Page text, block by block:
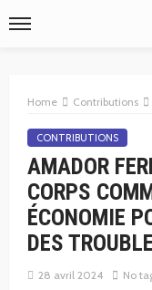
Home Contributions
CONTRIBUTIONS
AMADOR
CORPS
ÉCONOMIE
DES
28 avril 2024 No